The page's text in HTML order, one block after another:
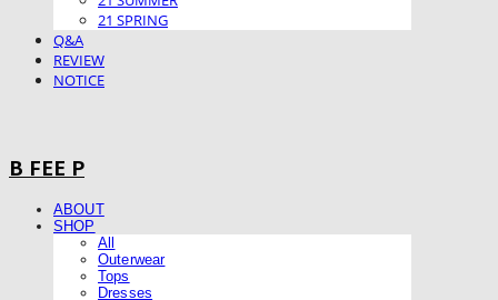
21 SPRING
Q&A
REVIEW
NOTICE
B FEE P
ABOUT
SHOP
All
Outerwear
Tops
Dresses